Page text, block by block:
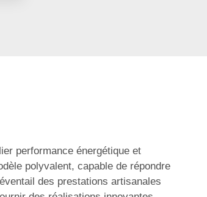
performance énergétique et
polyvalent, capable de répondre
des prestations artisanales